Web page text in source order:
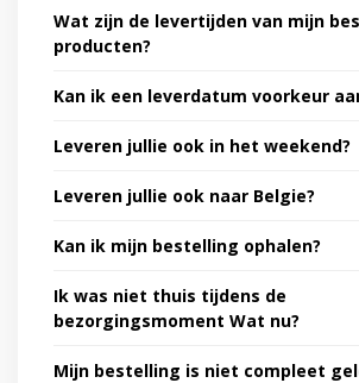
Wat zijn de levertijden van mijn
producten?
Kan ik een leverdatum voorkeur
Leveren jullie ook in het weekend?
Leveren jullie ook naar Belgie?
Kan ik mijn bestelling ophalen?
Ik was niet thuis tijdens de
bezorgingsmoment Wat nu?
Mijn bestelling is niet compleet